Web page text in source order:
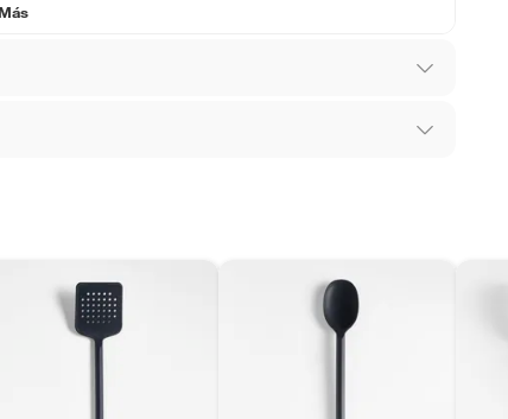
diferentes, otras con restricciones y algunas
tienen:
productos para asfalto, hormigón, albañilería.